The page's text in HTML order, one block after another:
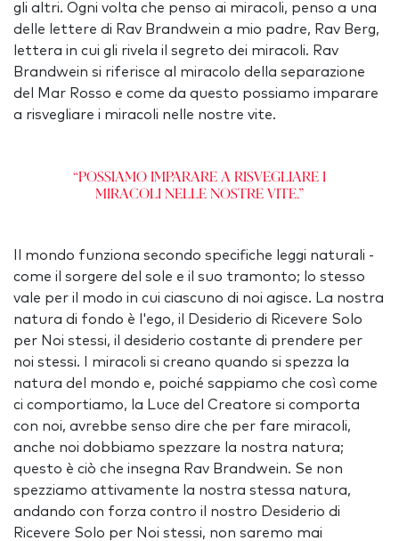
gli altri. Ogni volta che penso ai miracoli, penso a una
delle lettere di Rav Brandwein a mio padre, Rav Berg,
lettera in cui gli rivela il segreto dei miracoli. Rav
Brandwein si riferisce al miracolo della separazione
del Mar Rosso e come da questo possiamo imparare
a risvegliare i miracoli nelle nostre vite.
“Possiamo imparare a risvegliare i
miracoli nelle nostre vite.”
Il mondo funziona secondo specifiche leggi naturali -
come il sorgere del sole e il suo tramonto; lo stesso
vale per il modo in cui ciascuno di noi agisce. La nostra
natura di fondo è l'ego, il Desiderio di Ricevere Solo
per Noi stessi, il desiderio costante di prendere per
noi stessi. I miracoli si creano quando si spezza la
natura del mondo e, poiché sappiamo che così come
ci comportiamo, la Luce del Creatore si comporta
con noi, avrebbe senso dire che per fare miracoli,
anche noi dobbiamo spezzare la nostra natura;
questo è ciò che insegna Rav Brandwein. Se non
spezziamo attivamente la nostra stessa natura,
andando con forza contro il nostro Desiderio di
Ricevere Solo per Noi stessi, non saremo mai